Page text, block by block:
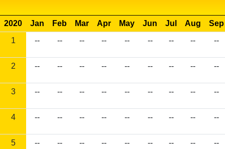
2020 Jan Feb Mar Apr May Jun Jul Aug
Sep
1
-- -- -- -- -- -- -- -- --
2 -- -- -- -- -- -- -- -- --
3 -- -- -- -- -- -- -- -- --
4 -- -- -- -- -- -- -- -- --
5 -- -- -- -- -- -- -- -- --